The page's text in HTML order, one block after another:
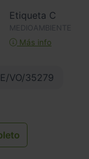
Etiqueta C
MEDIOAMBIENTE
Más info
VO/35279